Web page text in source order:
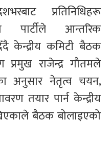
प्रतिनिधिहरू
पार्टीले आन्तरिक
केन्द्रीय कमिटी बैठक
प्रमुख राजेन्द्र गौतमले
अनुसार नेतृत्व चयन,
तयार पार्न केन्द्रीय
बैठक बोलाइएको